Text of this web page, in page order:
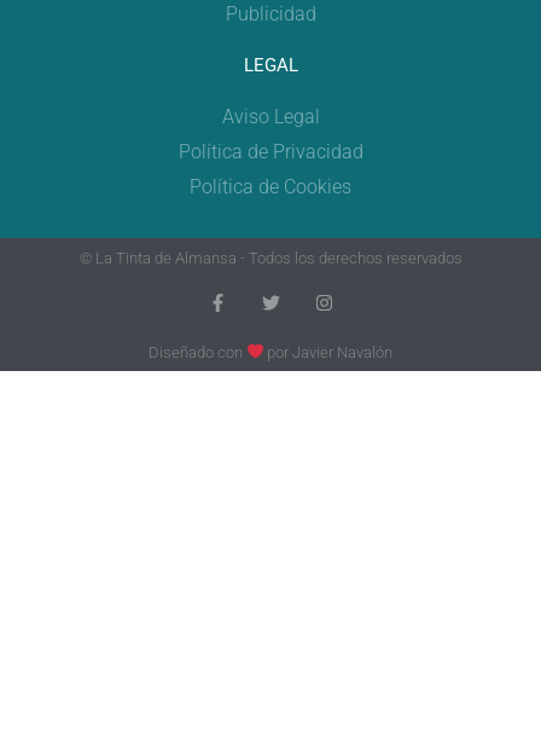
Publicidad
LEGAL
Aviso Legal
Política de Privacidad
Política de Cookies
© La Tinta de Almansa - Todos los derechos reservados
Diseñado con porJavier Navalón